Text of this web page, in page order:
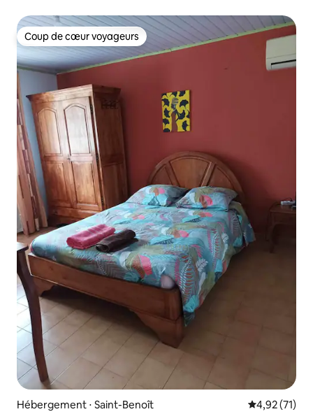
Coup de cœur voyageurs
Coup de cœur voyageurs
Hébergement ⋅ Saint-Benoît Évaluation
4,92 (71)